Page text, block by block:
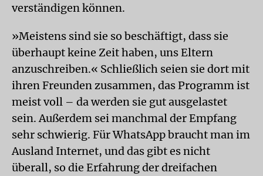
verständigen können.
»Meistens sind sie so beschäftigt, dass sie
überhaupt keine Zeit haben, uns Eltern
anzuschreiben.« Schließlich seien sie dort mit
ihren Freunden zusammen, das Programm ist
meist voll – da werden sie gut ausgelastet
sein. Außerdem sei manchmal der Empfang
sehr schwierig. Für WhatsApp braucht man im
Ausland Internet, und das gibt es nicht
überall, so die Erfahrung der dreifachen